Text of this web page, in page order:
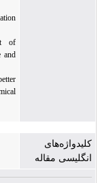
of
and
کلیدواژه‌های
انگلیسی مقاله